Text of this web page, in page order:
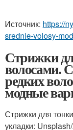
Источник: https://
srednie-volosy-
Стрижки
волосами.
редких
модные
Стрижки для
укладки: